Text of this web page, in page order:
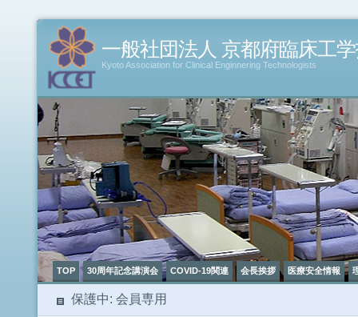
一般社団法人 京都府臨床工
Kyoto Association for Clinical Enginnering Technologists
TOP 30周年記念講演会 COVID-19関連 会長挨拶 医療安全情報
保護中: 会員専用